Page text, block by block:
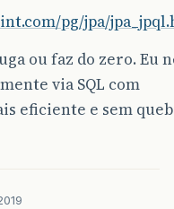
pg/jpa/
ou faz do zero. Eu
via SQL com
eficiente e sem